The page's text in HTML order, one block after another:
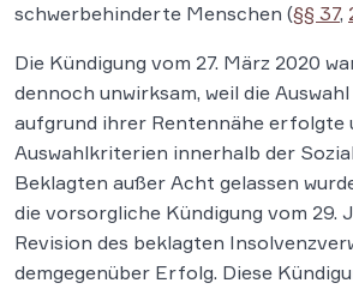
schwerbehinderte Menschen (§§ 37,
Die Kündigung vom 27. März 2020
dennoch unwirksam, weil die
aufgrund ihrer Rentennähe erfolgte
Auswahlkriterien innerhalb der
Beklagten außer Acht gelassen
die vorsorgliche Kündigung vom 29.
Revision des beklagten
demgegenüber Erfolg. Diese